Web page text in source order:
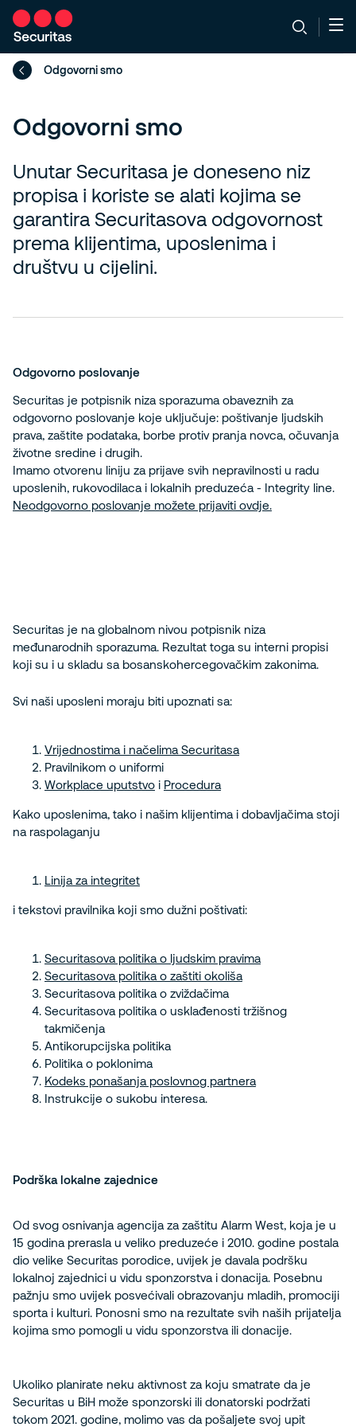
Odgovorni smo
Odgovorni smo
Unutar Securitasa je doneseno niz
propisa i koriste se alati kojima se
garantira Securitasova odgovornost
prema klijentima, uposlenima i
društvu u cijelini.
Odgovorno poslovanje
Securitas je potpisnik niza sporazuma obaveznih za
odgovorno poslovanje koje uključuje: poštivanje ljudskih
prava, zaštite podataka, borbe protiv pranja novca, očuvanja
životne sredine i drugih.
Imamo otvorenu liniju za prijave svih nepravilnosti u radu
uposlenih, rukovodilaca i lokalnih preduzeća - Integrity line.
Neodgovorno poslovanje možete prijaviti ovdje.
Securitas je na globalnom nivou potpisnik niza
međunarodnih sporazuma. Rezultat toga su interni propisi
koji su i u skladu sa bosanskohercegovačkim zakonima.
Svi naši uposleni moraju biti upoznati sa:
Vrijednostima i načelima Securitasa
Pravilnikom o uniformi
Workplace uputstvo i Procedura
Kako uposlenima, tako i našim klijentima i dobavljačima stoji
na raspolaganju
Linija za integritet
i tekstovi pravilnika koji smo dužni poštivati:
Securitasova politika o ljudskim pravima
Securitasova politika o zaštiti okoliša
Securitasova politika o zviždačima
Securitasova politika o usklađenosti tržišnog
takmičenja
Antikorupcijska politika
Politika o poklonima
Kodeks ponašanja poslovnog partnera
Instrukcije o sukobu interesa.
Podrška lokalne zajednice
Od svog osnivanja agencija za zaštitu Alarm West, koja je u
15 godina prerasla u veliko preduzeće i 2010. godine postala
dio velike Securitas porodice, uvijek je davala podršku
lokalnoj zajednici u vidu sponzorstva i donacija. Posebnu
pažnju smo uvijek posvećivali obrazovanju mladih, promociji
sporta i kulturi. Ponosni smo na rezultate svih naših prijatelja
kojima smo pomogli u vidu sponzorstva ili donacije.
Ukoliko planirate neku aktivnost za koju smatrate da je
Securitas u BiH može sponzorski ili donatorski podržati
tokom 2021. godine, molimo vas da pošaljete svoj upit